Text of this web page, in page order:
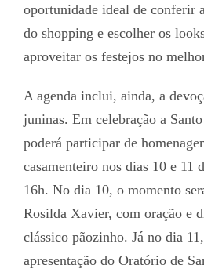
oportunidade ideal de conferir
do shopping e escolher os
aproveitar os festejos no
A agenda inclui, ainda, a
juninas. Em celebração a
poderá participar de
casamenteiro nos dias 10 e 11
16h. No dia 10, o momento
Rosilda Xavier, com oração e
clássico pãozinho. Já no dia
apresentação do Oratório de